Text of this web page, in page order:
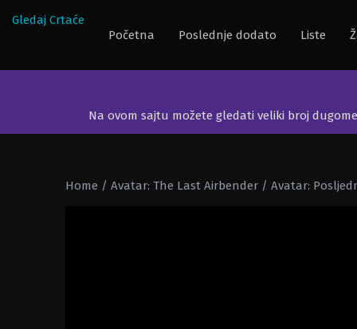
Gledaj Crtaće
Početna
Poslednje dodato Liste
Na ovom sajtu možete gledati veliki broj
Home / Avatar: The Last Airbender / Avatar: